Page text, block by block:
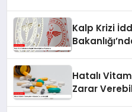
Kalp Krizi
Hatalı
Zarar